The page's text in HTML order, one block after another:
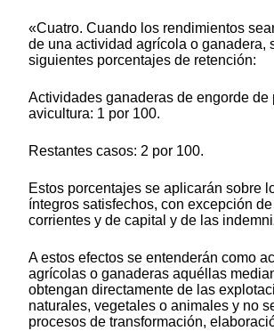
«Cuatro. Cuando los rendimientos
de una actividad agrícola o ganadera,
siguientes porcentajes de retención:
Actividades ganaderas de engorde de
avicultura: 1 por 100.
Restantes casos: 2 por 100.
Estos porcentajes se aplicarán sobre
íntegros satisfechos, con excepción
corrientes y de capital y de las
A estos efectos se entenderán como
agrícolas o ganaderas aquéllas
obtengan directamente de las
naturales, vegetales o animales y no
procesos de transformación,